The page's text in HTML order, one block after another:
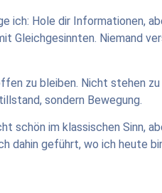
ich: Hole dir Informationen,
Gleichgesinnten. Niemand
zu bleiben. Nicht stehen
sondern Bewegung.
schön im klassischen Sinn,
dahin geführt, wo ich heute